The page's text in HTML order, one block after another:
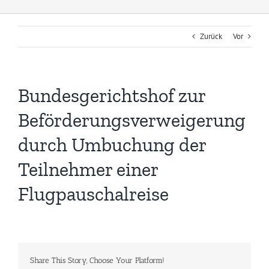
Zurück Vor
Bundesgerichtshof zur
Beförderungsverweigerung
durch Umbuchung der
Teilnehmer einer
Flugpauschalreise
Share This Story, Choose Your Platform!